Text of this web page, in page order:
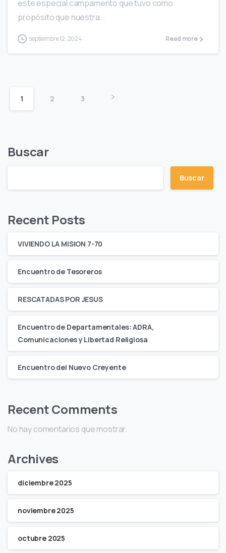
este especial campamento que tuvo como
propósito que nuestra...
septiembre 12, 2024 Read more
1 2 3
Buscar
Buscar
Recent Posts
VIVIENDO LA MISION 7-70
Encuentro de Tesoreros
RESCATADAS POR JESUS
Encuentro de Departamentales: ADRA,
Comunicaciones y Libertad Religiosa
Encuentro del Nuevo Creyente
Recent Comments
No hay comentarios que mostrar.
Archives
diciembre 2025
noviembre 2025
octubre 2025